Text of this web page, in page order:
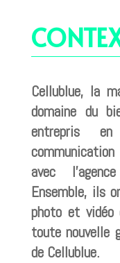
Cellublue, la
domaine du
entrepris
avec
Ensemble, ils
photo et vidéo
toute nouvelle
de Cellublue.